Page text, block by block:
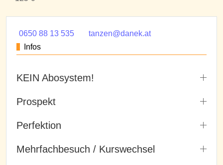
0650 88 13 535
tanzen@danek.at
Infos
KEIN Abosystem!
Prospekt
Perfektion
Mehrfachbesuch / Kurswechsel